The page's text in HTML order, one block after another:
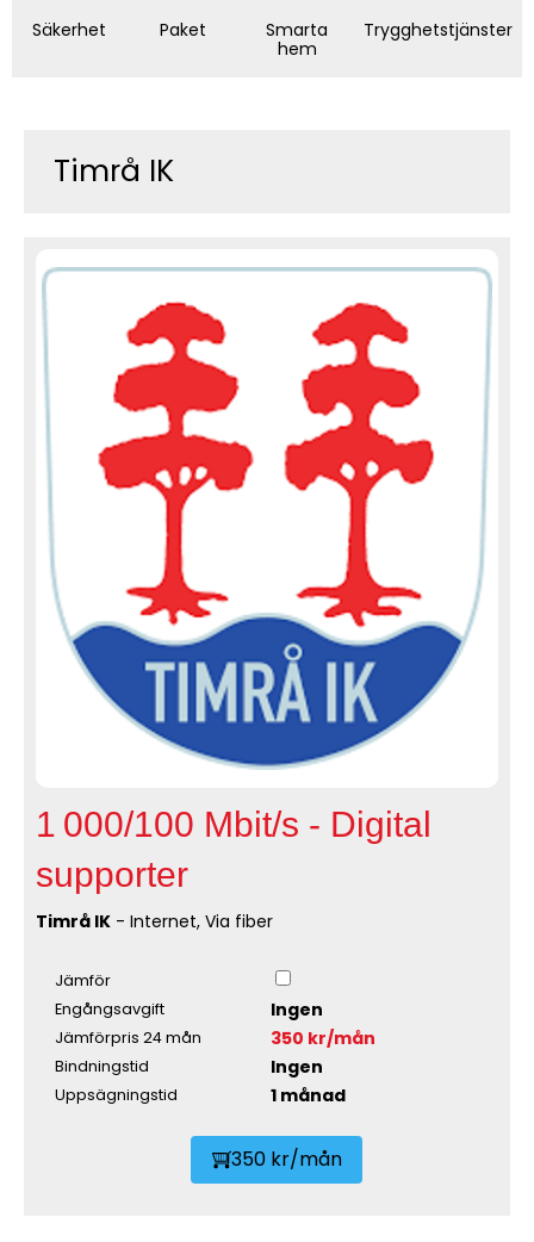
Säkerhet Paket
Smarta
hem
Trygghetstjänster
Timrå IK
1 000/100 Mbit/s - Digital
supporter
Timrå IK - Internet, Via fiber
Jämför
Engångsavgift
Ingen
Jämförpris 24 mån 350 kr/mån
Bindningstid Ingen
Uppsägningstid 1 månad
350 kr/mån